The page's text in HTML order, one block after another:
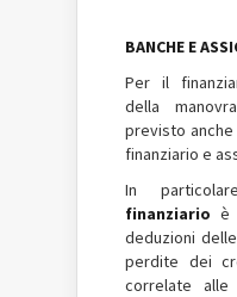
BANCHE E
Per il
della
previsto
finanziario e
In
finanziario è
deduzioni
perdite dei
correlate alle